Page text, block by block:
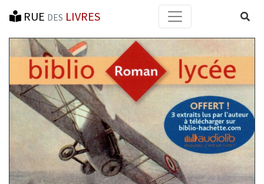
RUE DES LIVRES